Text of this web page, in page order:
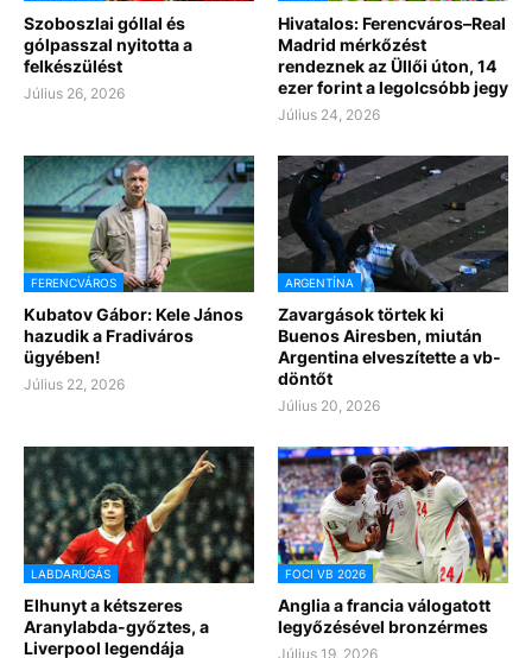
Szoboszlai góllal és
gólpasszal nyitotta a
felkészülést
Július 26, 2026
Hivatalos: Ferencváros–Real
Madrid mérkőzést
rendeznek az Üllői úton, 14
ezer forint a legolcsóbb jegy
Július 24, 2026
FERENCVÁROS
Kubatov Gábor: Kele János
hazudik a Fradiváros
ügyében!
Július 22, 2026
ARGENTÍNA
Zavargások törtek ki
Buenos Airesben, miután
Argentina elveszítette a vb-
döntőt
Július 20, 2026
LABDARÚGÁS
Elhunyt a kétszeres
Aranylabda-győztes, a
Liverpool legendája
FOCI VB 2026
Anglia a francia válogatott
legyőzésével bronzérmes
Július 19, 2026